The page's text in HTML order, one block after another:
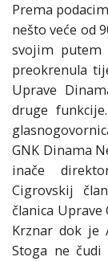
Prema
nešto veće od
svojim
preokrenula
Uprave
druge
GNK Dinama
inače
Cigrovskij
članica
Krznar dok je
Stoga ne